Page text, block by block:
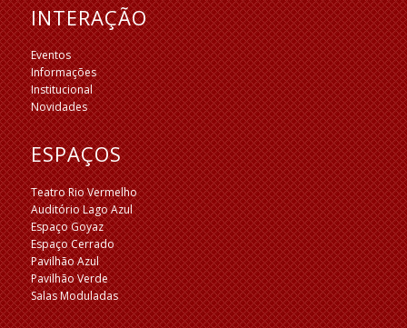
INTERAÇÃO
Eventos
Informações
Institucional
Novidades
ESPAÇOS
Teatro Rio Vermelho
Auditório Lago Azul
Espaço Goyaz
Espaço Cerrado
Pavilhão Azul
Pavilhão Verde
Salas Moduladas